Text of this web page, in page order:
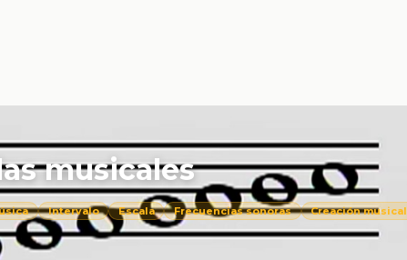
musicales
Intervalo Escala Frecuencias sonoras Creación musical